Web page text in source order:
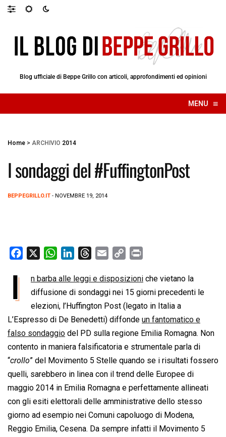
Blog ufficiale di Beppe Grillo con articoli, approfondimenti ed opinioni
MENU ≡
☰
Home > ARCHIVIO 2014
I sondaggi del #FuffingtonPost
BEPPEGRILLO.IT - NOVEMBRE 19, 2014
o
o
k
W
a
t
s
A
p
p
n
k
e
d
I
n
r
e
a
d
s
a
i
l
p
y
L
i
n
k
i
n
t
I n barba alle leggi e disposizioni che vietano la
diffusione di sondaggi nei 15 giorni precedenti le
elezioni, l’Huffington Post (legato in Italia a
L’Espresso di De Benedetti) diffonde un fantomatico e
falso sondaggio del PD sulla regione Emilia Romagna. Non
contento in maniera falsificatoria e strumentale parla di
“crollo” del Movimento 5 Stelle quando se i risultati fossero
quelli, sarebbero in linea con il trend delle Europee di
maggio 2014 in Emilia Romagna e perfettamente allineati
con gli esiti elettorali delle amministrative dello stesso
giorno ad esempio nei Comuni capoluogo di Modena,
Reggio Emilia, Cesena. Da sempre infatti il Movimento 5